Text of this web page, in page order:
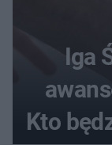
Iga
Kto